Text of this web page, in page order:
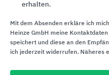
Direkter Kontakt
erhalten.
Mit dem Absenden erkläre ich
Heinze GmbH meine
speichert und diese an den
ich jederzeit widerrufen. Näheres